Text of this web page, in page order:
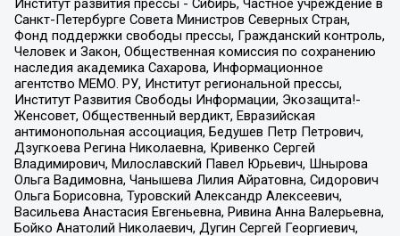
Институт развития прессы - Сибирь, Частное учреждение в
Санкт-Петербурге Совета Министров Северных Стран,
Фонд поддержки свободы прессы, Гражданский контроль,
Человек и Закон, Общественная комиссия по сохранению
наследия академика Сахарова, Информационное
агентство МЕМО. РУ, Институт региональной прессы,
Институт Развития Свободы Информации, Экозащита!-
Женсовет, Общественный вердикт, Евразийская
антимонопольная ассоциация, Бедушев Петр Петрович,
Дзугкоева Регина Николаевна, Кривенко Сергей
Владимирович, Милославский Павел Юрьевич, Шнырова
Ольга Вадимовна, Чанышева Лилия Айратовна, Сидорович
Ольга Борисовна, Туровский Александр Алексеевич,
Васильева Анастасия Евгеньевна, Ривина Анна Валерьевна,
Бойко Анатолий Николаевич, Дугин Сергей Георгиевич,